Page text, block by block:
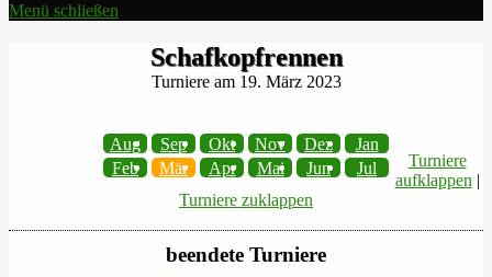
Menü schließen
Schafkopfrennen
Turniere am 19. März 2023
Aug Sep Okt Nov Dez
Jan
Feb
Mär Apr Mai Jun Jul
Turniere
aufklappen |
Turniere zuklappen
beendete Turniere